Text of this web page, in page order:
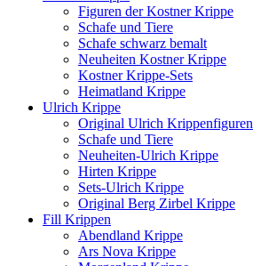
Figuren der Kostner Krippe
Schafe und Tiere
Schafe schwarz bemalt
Neuheiten Kostner Krippe
Kostner Krippe-Sets
Heimatland Krippe
Ulrich Krippe
Original Ulrich Krippenfiguren
Schafe und Tiere
Neuheiten-Ulrich Krippe
Hirten Krippe
Sets-Ulrich Krippe
Original Berg Zirbel Krippe
Fill Krippen
Abendland Krippe
Ars Nova Krippe